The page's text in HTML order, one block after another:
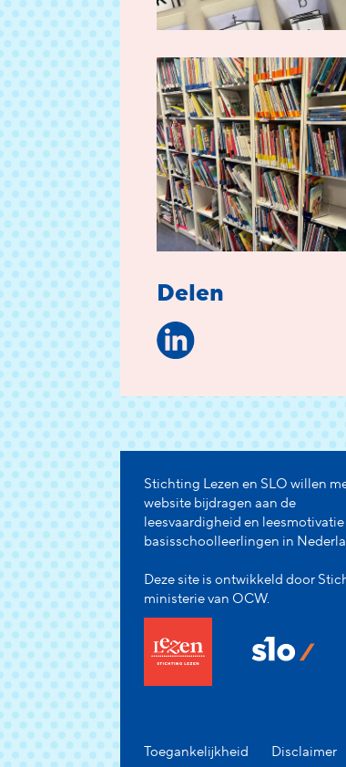
Delen
Stichting Lezen en SLO willen
website bijdragen aan de
leesvaardigheid en leesmotivatie
basisschoolleerlingen in
Deze site is ontwikkeld door
ministerie van OCW.
Toegankelijkheid Disclaimer